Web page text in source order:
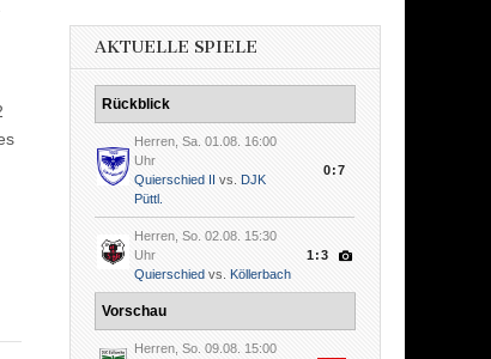
AKTUELLE SPIELE
Rückblick
Herren, Sa. 01.08. 16:00
Uhr
Quierschied II
vs. DJK
Püttl.
0:7
Herren, So. 02.08. 15:30
Uhr
Quierschied vs. Köllerbach
1:3
Vorschau
Herren, So. 09.08. 15:00